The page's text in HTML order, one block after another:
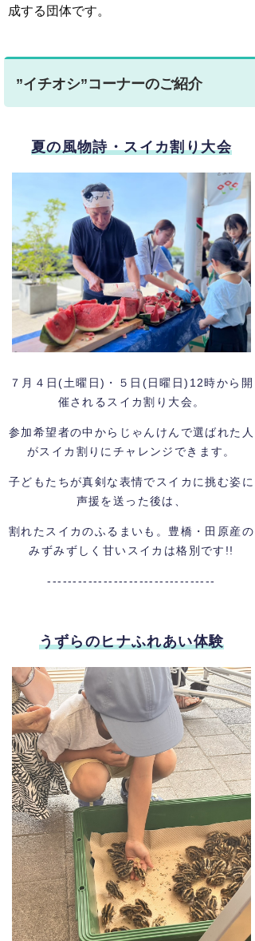
成する団体です。
”イチオシ”コーナーのご紹介
夏の風物詩・スイカ割り大会
７月４日(土曜日)・５日(日曜日)12時から開
催されるスイカ割り大会。
参加希望者の中からじゃんけんで選ばれた人
がスイカ割りにチャレンジできます。
子どもたちが真剣な表情でスイカに挑む姿に
声援を送った後は、
割れたスイカのふるまいも。豊橋・田原産の
みずみずしく甘いスイカは格別です!!
---------------------------------
うずらのヒナふれあい体験